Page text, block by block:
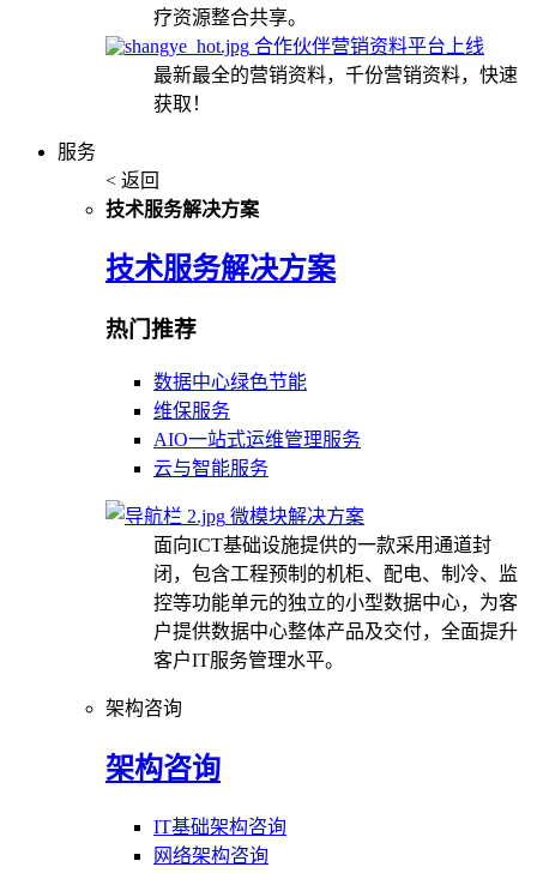
疗资源整合共享。
合作伙伴营销资料平台上线
最新最全的营销资料，千份营销资料，快速
获取！
服务
< 返回
技术服务解决方案
技术服务解决方案
热门推荐
数据中心绿色节能
维保服务
AIO一站式运维管理服务
云与智能服务
微模块解决方案
面向ICT基础设施提供的一款采用通道封
闭，包含工程预制的机柜、配电、制冷、监
控等功能单元的独立的小型数据中心，为客
户提供数据中心整体产品及交付，全面提升
客户IT服务管理水平。
架构咨询
架构咨询
IT基础架构咨询
网络架构咨询